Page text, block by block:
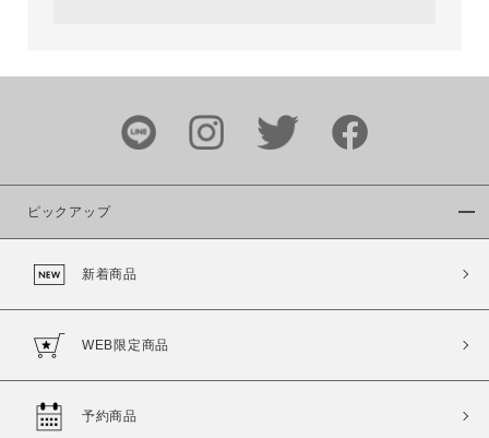
ブランド
カラー
ピックアップ
新着商品
WEB限定商品
予約商品